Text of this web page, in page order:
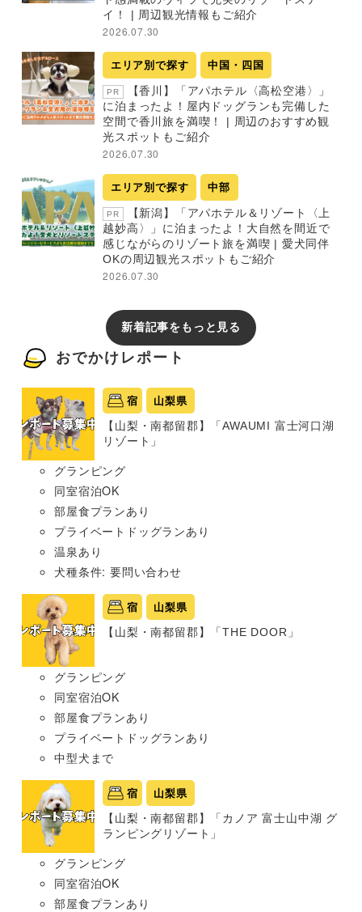
イ！ | 周辺観光情報もご紹介
2026.07.30
エリア別で探す 中国・四国
PR
【香川】「アパホテル〈高松空港〉」
に泊まったよ！屋内ドッグランも完備した
空間で香川旅を満喫！ | 周辺のおすすめ観
光スポットもご紹介
2026.07.30
エリア別で探す 中部
PR
【新潟】「アパホテル＆リゾート〈上
越妙高〉」に泊まったよ！大自然を間近で
感じながらのリゾート旅を満喫 | 愛犬同伴
OKの周辺観光スポットもご紹介
2026.07.30
新着記事をもっと見る
おでかけレポート
宿 山梨県
【山梨・南都留郡】「AWAUMI 富士河口湖
リゾート」
グランピング
同室宿泊OK
部屋食プランあり
プライベートドッグランあり
温泉あり
犬種条件: 要問い合わせ
宿 山梨県
【山梨・南都留郡】「THE DOOR」
グランピング
同室宿泊OK
部屋食プランあり
プライベートドッグランあり
中型犬まで
宿 山梨県
【山梨・南都留郡】「カノア 富士山中湖 グ
ランピングリゾート」
グランピング
同室宿泊OK
部屋食プランあり